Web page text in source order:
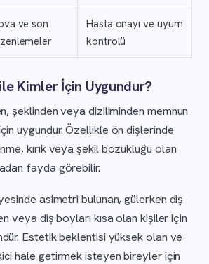
ve son
Hasta onayı ve uyum
kontrolü
Kimler İçin Uygundur?
şeklinden veya diziliminden memnun
uygundur. Özellikle ön dişlerinde
kırık veya şekil bozukluğu olan
fayda görebilir.
asimetri bulunan, gülerken diş
veya diş boyları kısa olan kişiler için
Estetik beklentisi yüksek olan ve
hale getirmek isteyen bireyler için